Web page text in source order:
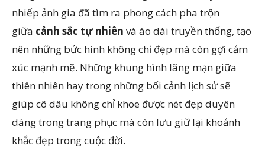
nhiếp ảnh gia đã tìm ra phong cách pha trộn
giữa cảnh sắc tự nhiên và áo dài truyền thống, tạo
nên những bức hình không chỉ đẹp mà còn gợi cảm
xúc mạnh mẽ. Những khung hình lãng mạn giữa
thiên nhiên hay trong những bối cảnh lịch sử sẽ
giúp cô dâu không chỉ khoe được nét đẹp duyên
dáng trong trang phục mà còn lưu giữ lại khoảnh
khắc đẹp trong cuộc đời.